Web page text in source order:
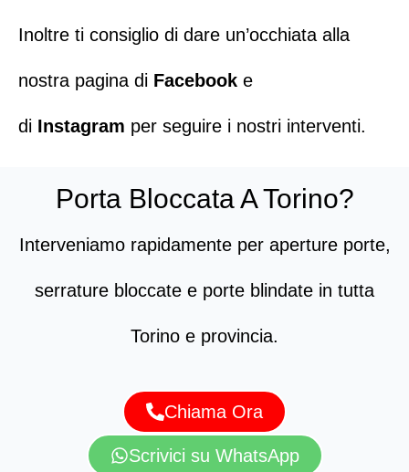
Inoltre ti consiglio di dare un’occhiata alla
nostra pagina di Facebook e
di Instagram per seguire i nostri interventi.
Porta Bloccata A Torino?
Interveniamo rapidamente per aperture porte,
serrature bloccate e porte blindate in tutta
Torino e provincia.
Chiama Ora
Scrivici su WhatsApp